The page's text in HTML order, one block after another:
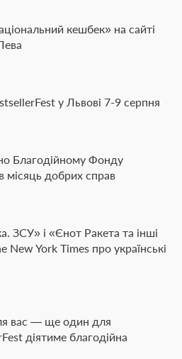
кешбек» на сайті
у Львові 7-9 серпня
Благодійному Фонду
місяць добрих справ
ЗСУ» і «Єнот Ракета та інші
New York Times про українські
вас — ще один для
діятиме благодійна